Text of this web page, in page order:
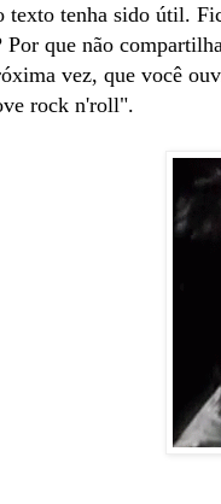
texto tenha sido útil.
Por que não
vez, que você
rock n'roll".